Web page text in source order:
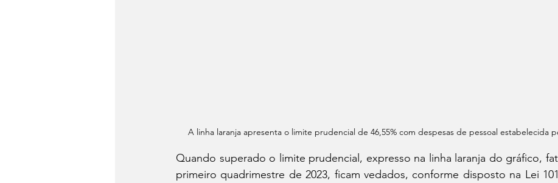
A linha laranja apresenta o limite prudencial de 46,55% com despesas de pessoal estabelecida
Quando superado o limite prudencial, expresso na linha laranja do gráfico,
primeiro quadrimestre de 2023, ficam vedados, conforme disposto na Lei